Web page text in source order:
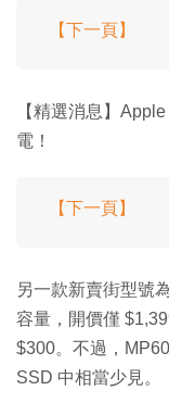
【下一頁】
【精選消息】
電！
【下一頁】
另一款新賣街型號
容量，開價僅
$300。不過，
SSD 中相當少見。